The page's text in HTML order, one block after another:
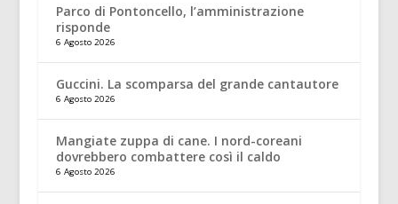
Parco di Pontoncello, l’amministrazione
risponde
6 Agosto 2026
Guccini. La scomparsa del grande cantautore
6 Agosto 2026
Mangiate zuppa di cane. I nord-coreani
dovrebbero combattere così il caldo
6 Agosto 2026